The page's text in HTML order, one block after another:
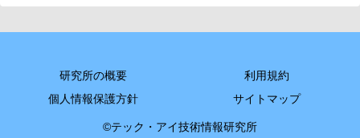
研究所の概要
利用規約
個人情報保護方針
サイトマップ
©テック・アイ技術情報研究所